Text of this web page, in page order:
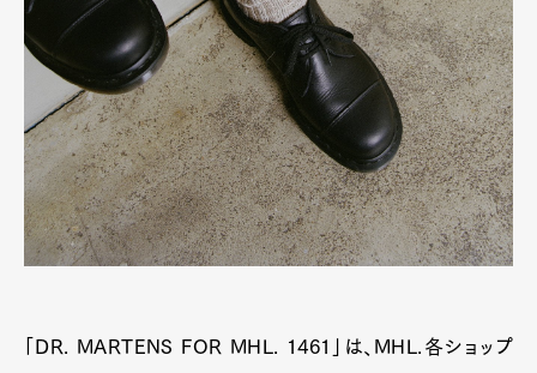
「DR. MARTENS FOR MHL. 1461」は、MHL.各ショップ